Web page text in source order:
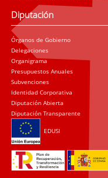
Diputación
Órganos de Gobierno
Delegaciones
Organigrama
Presupuestos Anuales
Subvenciones
Identidad Corporativa
Diputación Abierta
Diputación Transparente
EDUSI